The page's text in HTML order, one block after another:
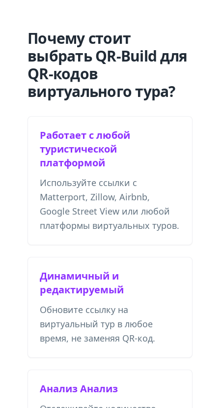
Почему стоит
выбрать QR-Build для
QR-кодов
виртуального тура?
Работает с любой
туристической
платформой
Используйте ссылки с
Matterport, Zillow, Airbnb,
Google Street View или любой
платформы виртуальных туров.
Динамичный и
редактируемый
Обновите ссылку на
виртуальный тур в любое
время, не заменяя QR-код.
Анализ Анализ